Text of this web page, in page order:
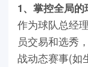
1、掌控全局的
作为球队总经
员交易和选秀
战动态赛事(如